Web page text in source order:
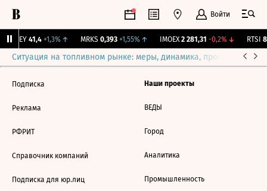
Войти
OKEY 41,4 +1,3%↑ MRKS 0,393 +1,55%↑ IMOEX 2 281,31 -0,2%↓ RTSI
Ситуация на топливном рынке: меры, динамика, прогнозы
Подписка
Реклама
РФРИТ
Справочник компаний
Подписка для юр.лиц
Наши проекты
ВЕДЫ
Город
Аналитика
Промышленность